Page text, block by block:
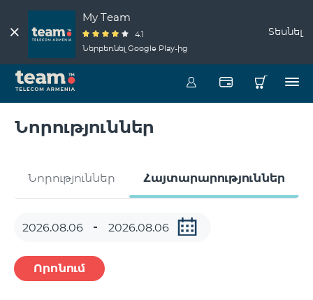
My Team
4.1
Ներբեռնել Google Play-ից
Տեսնել
Նորություններ
Նորություններ Հայտարարություններ
Որոնում